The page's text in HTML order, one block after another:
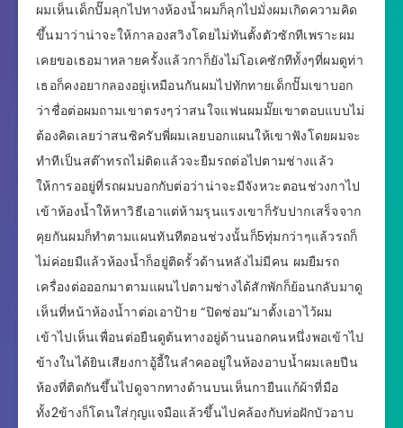
ผมเห็นเด็กปั๊มลุกไปทางห้องน้ำผมก็ลุกไปมั่งผมเกิดความคิด
ขึ้นมาว่าน่าจะให้กาลองสวิงโดยไม่ทันตั้งตัวซักทีเพราะผม
เคยขอเธอมาหลายครั้งแล้วกาก็ยังไม่โอเคซักทีทั้งๆที่ผมดูท่า
เธอก็คงอยากลองอยู่เหมือนกันผมไปทักทายเด็กปั๊มเขาบอก
ว่าชื่อต่อผมถามเขาตรงๆว่าสนใจแฟนผมมั๊ยเขาตอบแบบไม่
ต้องคิดเลยว่าสนซิครับพี่ผมเลยบอกแผนให้เขาฟังโดยผมจะ
ทำทีเป็นสต๊าทรถไม่ติดแล้วจะยืมรถต่อไปตามช่างแล้ว
ให้การออยู่ที่รถผมบอกกับต่อว่าน่าจะมีจังหวะตอนช่วงกาไป
เข้าห้องน้ำให้หาวิธีเอาแต่ห้ามรุนแรงเขาก็รับปากเสร็จจาก
คุยกันผมก็ทำตามแผนทันทีตอนช่วงนั้นก็5ทุ่มกว่าๆแล้วรถก็
ไม่ค่อยมีแล้วห้องน้ำก็อยู่ติดรั้วด้านหลังไม่มีคน ผมยืมรถ
เครื่องต่อออกมาตามแผนไปตามช่างได้สักพักก็ย้อนกลับมาดู
เห็นที่หน้าห้องน้ำาต่อเอาป้าย “ปิดซ่อม”มาตั้งเอาไว้ผม
เข้าไปเห็นเพื่อนต่อยืนดูต้นทางอยู่ด้านนอกคนหนึ่งพอเข้าไป
ข้างในได้ยินเสียงกาอู้อี้ในลำคออยู่ในห้องอาบน้ำผมเลยปีน
ห้องที่ติดกันขึ้นไปดูจากทางด้านบนเห็นกายืนแก้ผ้าที่มือ
ทั้ง2ข้างก็โดนใส่กุญแจมือแล้วขึ้นไปคล้องกับท่อฝักบัวอาบ